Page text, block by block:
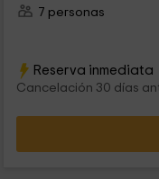
7 personas
Reserva inmediata
Cancelación 30 días